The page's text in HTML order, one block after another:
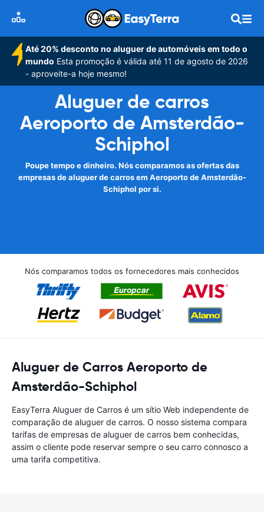
Até 20% desconto no aluguer de automóveis em todo o
mundo Esta promoção é válida até 11 de agosto de 2026
- aproveite-a hoje mesmo!
Aluguer de carros
Aeroporto de Amsterdão-
Schiphol
Poupe tempo e dinheiro. Nós comparamos as ofertas das
empresas de aluguer de carros em Aeroporto de Amsterdão-
Schiphol por si.
Nós comparamos todos os fornecedores mais conhecidos
Aluguer de Carros Aeroporto de
Amsterdão-Schiphol
EasyTerra Aluguer de Carros é um sítio Web independente de
comparação de aluguer de carros. O nosso sistema compara
tarifas de empresas de aluguer de carros bem conhecidas,
assim o cliente pode reservar sempre o seu carro connosco a
uma tarifa competitiva.